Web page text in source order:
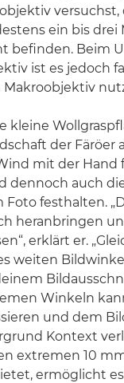
versuchst,
ein bis drei
befinden. Beim
ist es jedoch
kleine
der Färöer
mit der Hand
dennoch auch
festhalten.
heranbringen
erklärt er.
weiten
Winkeln
und dem
Kontext
extremen 10
ermöglicht